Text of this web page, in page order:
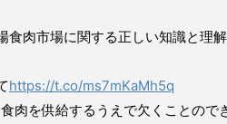
食肉市場に関する正しい知識と理
https://t.co/ms7mKaMh5q
肉を供給するうえで欠くことの